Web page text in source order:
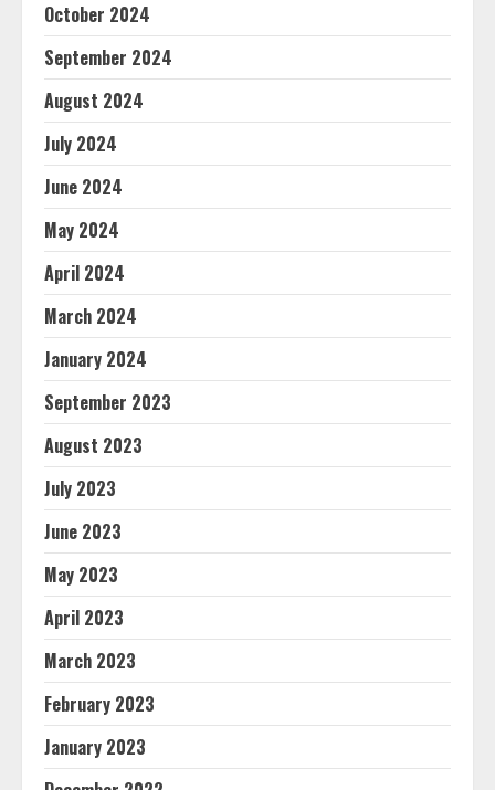
October 2024
September 2024
August 2024
July 2024
June 2024
May 2024
April 2024
March 2024
January 2024
September 2023
August 2023
July 2023
June 2023
May 2023
April 2023
March 2023
February 2023
January 2023